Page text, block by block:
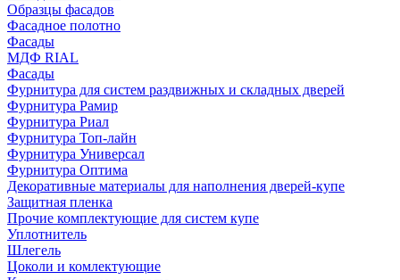
Образцы фасадов
Фасадное полотно
Фасады
МДФ RIAL
Фасады
Фурнитура для систем раздвижных и складных дверей
Фурнитура Рамир
Фурнитура Риал
Фурнитура Топ-лайн
Фурнитура Универсал
Фурнитура Оптима
Декоративные материалы для наполнения дверей-купе
Защитная пленка
Прочие комплектующие для систем купе
Уплотнитель
Шлегель
Цоколи и комлектующие